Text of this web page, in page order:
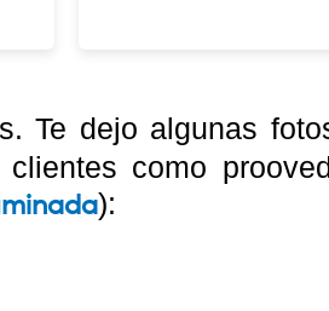
Te dejo algunas
como
):